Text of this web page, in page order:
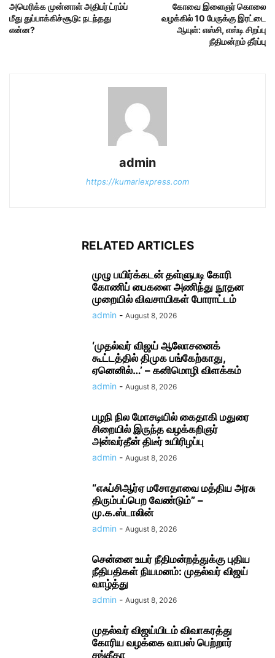
அமெரிக்க முன்னாள் அதிபர் ட்ரம்ப்
மீது துப்பாக்கிச்சூடு: நடந்தது
என்ன?
கோவை இளைஞர் கொலை
வழக்கில் 10 பேருக்கு இரட்டை
ஆயுள்: எஸ்சி, எஸ்டி சிறப்பு
நீதிமன்றம் தீர்ப்பு
admin
https://kumariexpress.com
RELATED ARTICLES
முழு பயிர்க்கடன் தள்ளுபடி கோரி
கோணிப் பைகளை அணிந்து நூதன
முறையில் விவசாயிகள் போராட்டம்
admin - August 8, 2026
‘முதல்வர் விஜய் ஆலோசனைக்
கூட்டத்தில் திமுக பங்கேற்காது,
ஏனெனில்…’ – கனிமொழி விளக்கம்
admin - August 8, 2026
பழநி நில மோசடியில் கைதாகி மதுரை
சிறையில் இருந்த வழக்கறிஞர்
அன்வர்தீன் திடீர் உயிரிழப்பு
admin - August 8, 2026
“எஃப்சிஆர்ஏ மசோதாவை மத்திய அரசு
திரும்பப்பெற வேண்டும்” –
மு.க.ஸ்டாலின்
admin - August 8, 2026
சென்னை உயர் நீதிமன்றத்துக்கு புதிய
நீதிபதிகள் நியமனம்: முதல்வர் விஜய்
வாழ்த்து
admin - August 8, 2026
முதல்வர் விஜய்யிடம் விவாகரத்து
கோரிய வழக்கை வாபஸ் பெற்றார்
சங்கீதா